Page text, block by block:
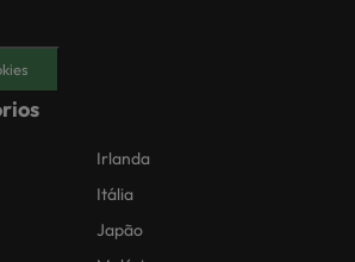
Irlanda
Itália
Japão